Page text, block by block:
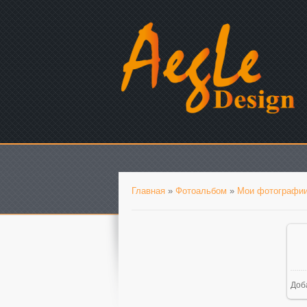
Главная » Фотоальбом » Мои